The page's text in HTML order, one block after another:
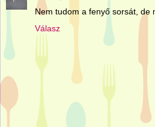
Nem tudom a fenyő sorsát, de
Válasz